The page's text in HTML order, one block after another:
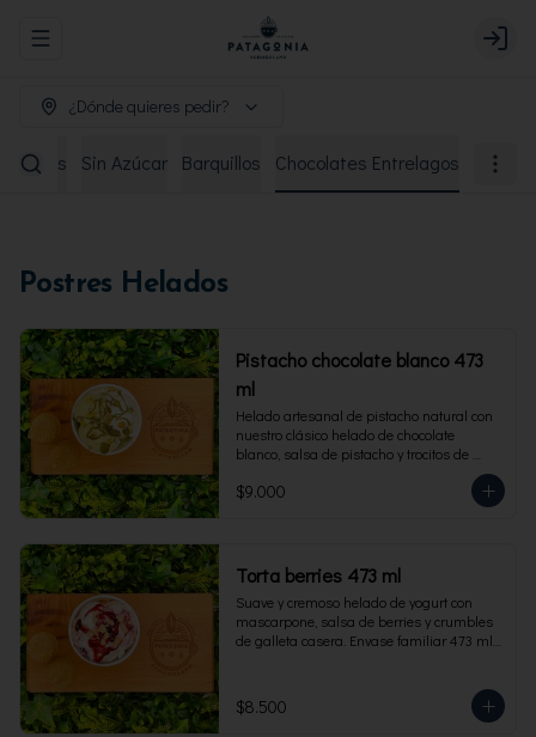
Abrir menu de navegación Login
¿Dónde quieres pedir?
Sin Azúcar Barquillos Chocolates Entrelagos
Postres Helados
Pistacho chocolate blanco 473
ml
Helado artesanal de pistacho natural con
nuestro clásico helado de chocolate
blanco, salsa de pistacho y trocitos de
pistacho. Envase familiar 473 ml, rinde 4
porciones.
$9.000
Torta berries 473 ml
Suave y cremoso helado de yogurt con
mascarpone, salsa de berries y crumbles
de galleta casera. Envase familiar 473 ml,
$8.500